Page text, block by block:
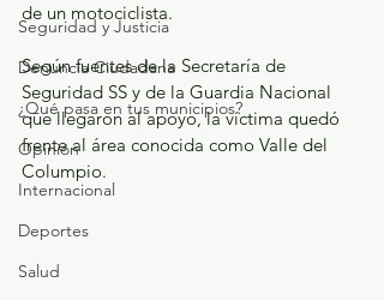
Seguridad y Justicia
Denuncia Ciudadana
¿Qué pasa en tus municipios?
Opinión
Internacional
Deportes
Salud
de un motociclista.
Según fuentes de la Secretaría de
Seguridad SS y de la Guardia Nacional
que llegaron al apoyo, la víctima quedó
frente al área conocida como Valle del
Columpio.